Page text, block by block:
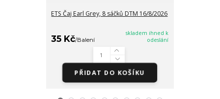
ETS Čaj Earl Grey, 8 sáčků DTM 16/8/2026
35 Kč/Balení
skladem ihned k
odeslání
PŘIDAT DO KOŠÍKU